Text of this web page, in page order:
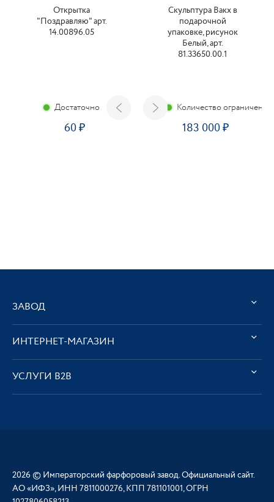
Открытка
"Поздравляю" арт.
14.00896.05
Достаточно
60
Скульптура Вакх в
подарочной
упаковке, рисунок
Белый, арт.
81.33650.00.1
Количество ограничено
183 000
ЗАВОД
ИНТЕРНЕТ-МАГАЗИН
УСЛУГИ В2В
2026 © Императорский фарфоровый завод. Официальный сайт.
АО «ИФЗ», ИНН 7811000276, КПП 781101001, ОГРН